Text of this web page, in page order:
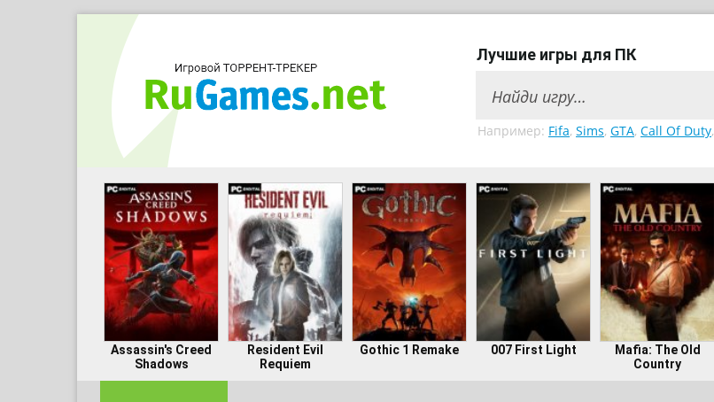
Лучшие игры для ПК
Например: Fifa, Sims, GTA, Call Of Duty,
Assassin's Creed
Shadows
Resident Evil
Requiem
Gothic 1 Remake 007 First Light
Mafia: The Old
Country